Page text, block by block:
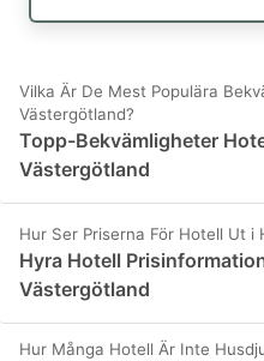
Vilka Är De Mest Populära
Västergötland?
Topp-Bekvämligheter
Västergötland
Hur Ser Priserna För Hotell Ut i
Hyra Hotell
Västergötland
Hur Många Hotell Är Inte